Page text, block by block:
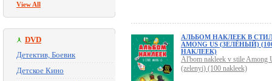
View All
DVD
Детектив, Боевик
Детское Кино
АЛЬБОМ НАКЛЕЕК В
AMONG US (ЗЕЛЁНЫЙ)
НАКЛЕЕК)
Al'bom nakleek v stile Among
(zelenyi) (100 nakleek)